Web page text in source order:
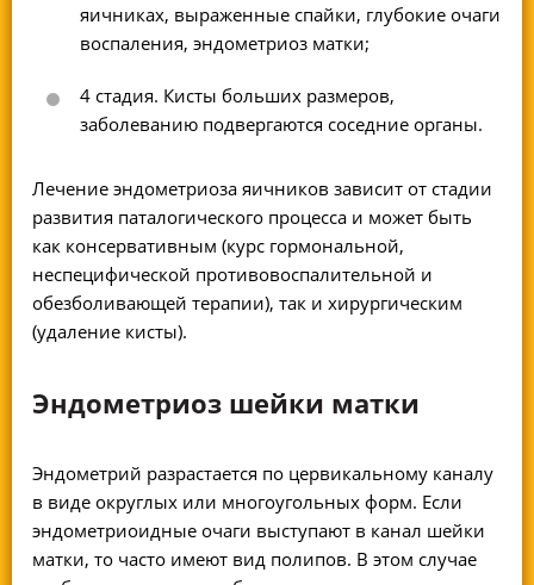
яичниках, выраженные спайки, глубокие очаги
воспаления, эндометриоз матки;
4 стадия. Кисты больших размеров,
заболеванию подвергаются соседние органы.
Лечение эндометриоза яичников зависит от стадии
развития паталогического процесса и может быть
как консервативным (курс гормональной,
неспецифической противовоспалительной и
обезболивающей терапии), так и хирургическим
(удаление кисты).
Эндометриоз шейки матки
Эндометрий разрастается по цервикальному каналу
в виде округлых или многоугольных форм. Если
эндометриоидные очаги выступают в канал шейки
матки, то часто имеют вид полипов. В этом случае